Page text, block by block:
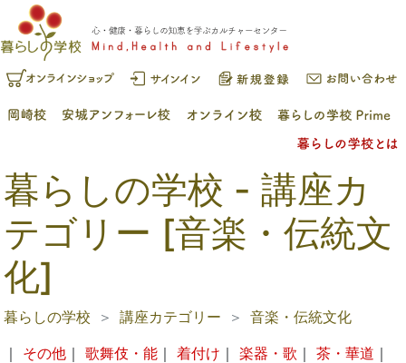
暮らしの学校 - 講座カ
テゴリー [音楽・伝統文
化]
暮らしの学校 講座カテゴリー
音楽・伝統文化
｜ その他 ｜ 歌舞伎・能 ｜ 着付け ｜ 楽器・歌 ｜ 茶・華道 ｜